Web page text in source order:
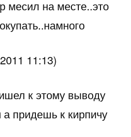
месил на месте..это
11:13)
к этому выводу
а придешь к кирпичу